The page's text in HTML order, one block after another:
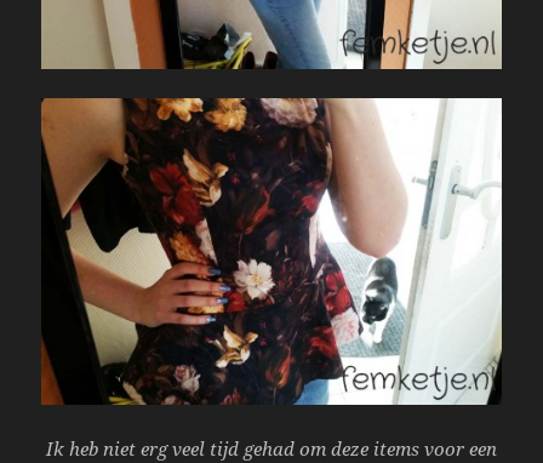
Ik heb niet erg veel tijd gehad om deze items voor een